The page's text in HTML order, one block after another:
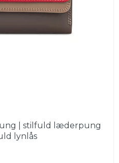
| stilfuld læderpung
lynlås